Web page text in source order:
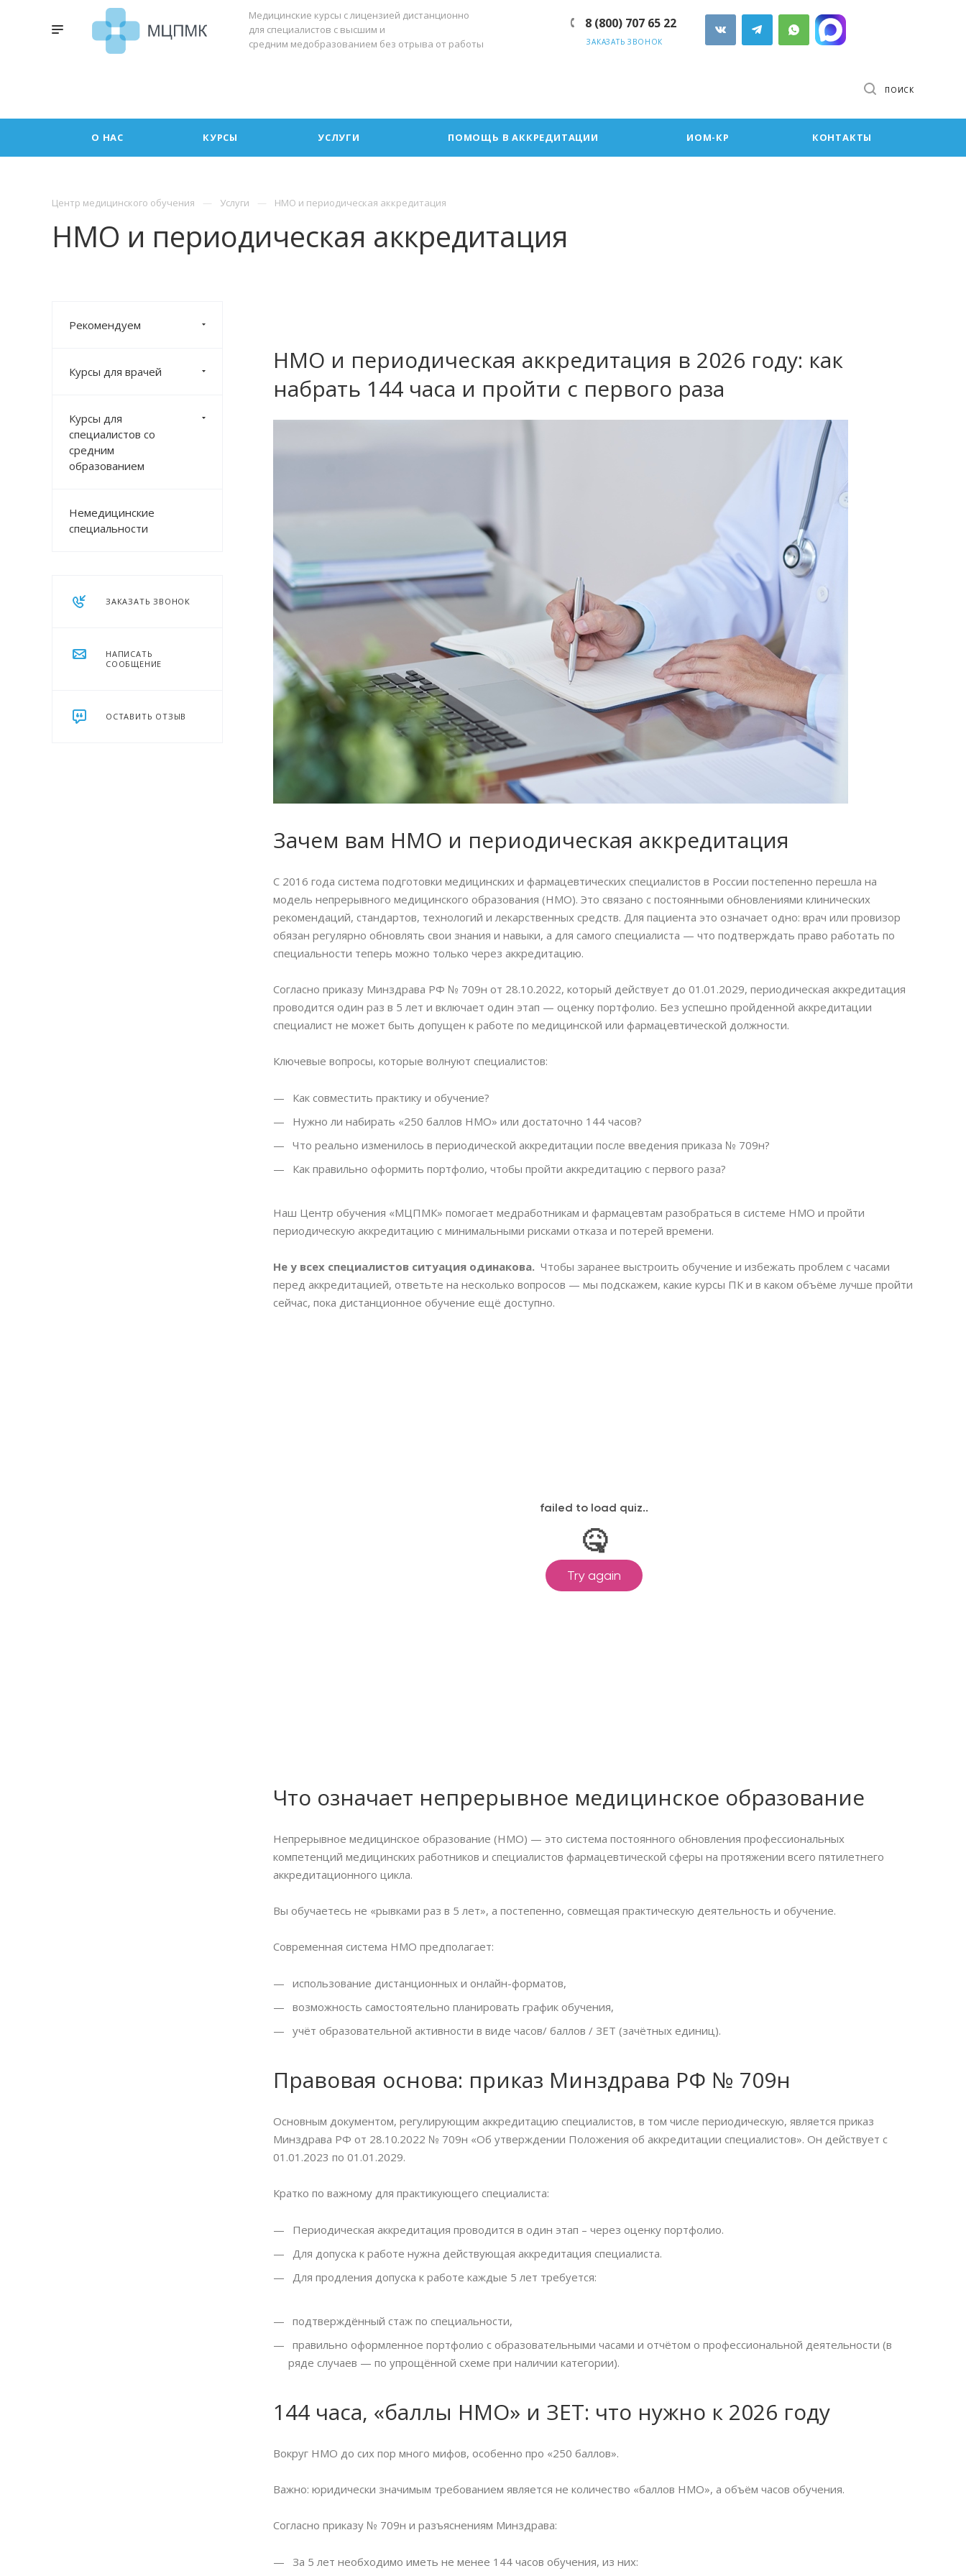
Медицинские курсы с лицензией дистанционно
для специалистов с высшим и
средним медобразованием без отрыва от работы
8 (800) 707 65 22
ЗАКАЗАТЬ ЗВОНОК
ПОИСК
О НАС КУРСЫ УСЛУГИ ПОМОЩЬ В АККРЕДИТАЦИИ ИОМ-КР КОНТАКТЫ
Центр медицинского обучения Услуги НМО и периодическая аккредитация
НМО и периодическая аккредитация
Рекомендуем
Курсы для врачей
Курсы для
специалистов со
средним
образованием
Немедицинские
специальности
ЗАКАЗАТЬ ЗВОНОК
НАПИСАТЬ
СООБЩЕНИЕ
ОСТАВИТЬ ОТЗЫВ
НМО и периодическая аккредитация в 2026 году: как
набрать 144 часа и пройти с первого раза
Зачем вам НМО и периодическая аккредитация
С 2016 года система подготовки медицинских и фармацевтических специалистов в России постепенно перешла на
модель непрерывного медицинского образования (НМО). Это связано с постоянными обновлениями клинических
рекомендаций, стандартов, технологий и лекарственных средств. Для пациента это означает одно: врач или провизор
обязан регулярно обновлять свои знания и навыки, а для самого специалиста — что подтверждать право работать по
специальности теперь можно только через аккредитацию.
Согласно приказу Минздрава РФ № 709н от 28.10.2022, который действует до 01.01.2029, периодическая аккредитация
проводится один раз в 5 лет и включает один этап — оценку портфолио. Без успешно пройденной аккредитации
специалист не может быть допущен к работе по медицинской или фармацевтической должности.
Ключевые вопросы, которые волнуют специалистов:
Как совместить практику и обучение?
Нужно ли набирать «250 баллов НМО» или достаточно 144 часов?
Что реально изменилось в периодической аккредитации после введения приказа № 709н?
Как правильно оформить портфолио, чтобы пройти аккредитацию с первого раза?
Наш Центр обучения «МЦПМК» помогает медработникам и фармацевтам разобраться в системе НМО и пройти
периодическую аккредитацию с минимальными рисками отказа и потерей времени.
Не у всех специалистов ситуация одинакова. Чтобы заранее выстроить обучение и избежать проблем с часами
перед аккредитацией, ответьте на несколько вопросов — мы подскажем, какие курсы ПК и в каком объёме лучше пройти
сейчас, пока дистанционное обучение ещё доступно.
Что означает непрерывное медицинское образование
Непрерывное медицинское образование (НМО) — это система постоянного обновления профессиональных
компетенций медицинских работников и специалистов фармацевтической сферы на протяжении всего пятилетнего
аккредитационного цикла.
Вы обучаетесь не «рывками раз в 5 лет», а постепенно, совмещая практическую деятельность и обучение.
Современная система НМО предполагает:
использование дистанционных и онлайн-форматов,
возможность самостоятельно планировать график обучения,
учёт образовательной активности в виде часов/ баллов / ЗЕТ (зачётных единиц).
Правовая основа: приказ Минздрава РФ № 709н
Основным документом, регулирующим аккредитацию специалистов, в том числе периодическую, является приказ
Минздрава РФ от 28.10.2022 № 709н «Об утверждении Положения об аккредитации специалистов». Он действует с
01.01.2023 по 01.01.2029.
Кратко по важному для практикующего специалиста:
Периодическая аккредитация проводится в один этап – через оценку портфолио.
Для допуска к работе нужна действующая аккредитация специалиста.
Для продления допуска к работе каждые 5 лет требуется:
подтверждённый стаж по специальности,
правильно оформленное портфолио с образовательными часами и отчётом о профессиональной деятельности (в
ряде случаев — по упрощённой схеме при наличии категории).
144 часа, «баллы НМО» и ЗЕТ: что нужно к 2026 году
Вокруг НМО до сих пор много мифов, особенно про «250 баллов».
Важно: юридически значимым требованием является не количество «баллов НМО», а объём часов обучения.
Согласно приказу № 709н и разъяснениям Минздрава:
За 5 лет необходимо иметь не менее 144 часов обучения, из них: